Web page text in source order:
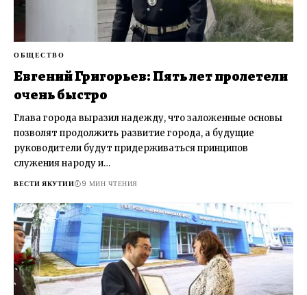
ОБЩЕСТВО
Евгений Григорьев: Пять лет пролетели
очень быстро
Глава города выразил надежду, что заложенные основы
позволят продолжить развитие города, а будущие
руководители будут придерживаться принципов
служения народу и…
ВЕСТИ ЯКУТИИ 9 МИН ЧТЕНИЯ